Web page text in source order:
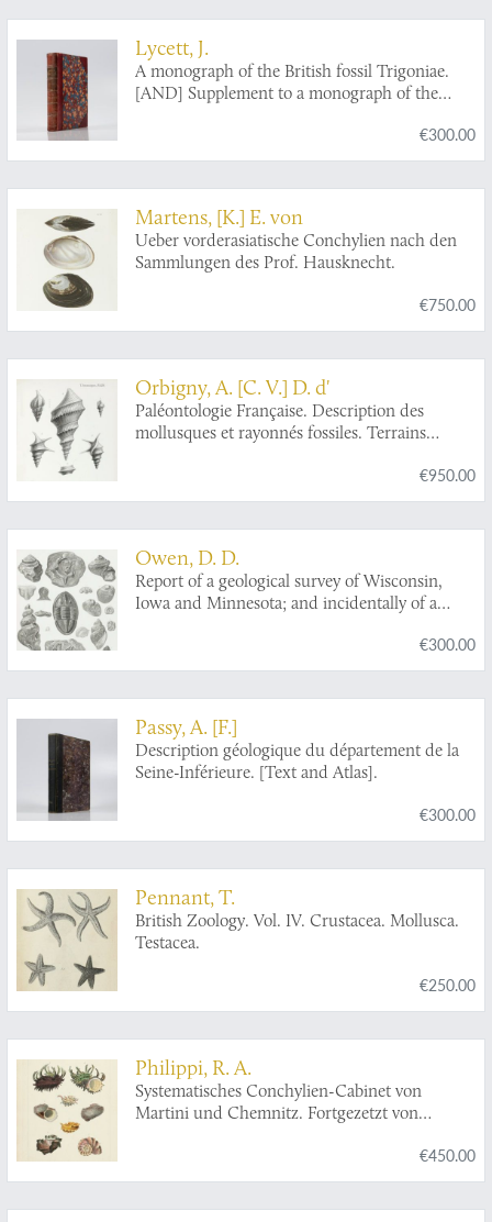
Lycett, J.
A monograph of the British fossil Trigoniae.
[AND] Supplement to a monograph of the
€300.00
Martens, [K.] E. von
Ueber vorderasiatische Conchylien nach den
Sammlungen des Prof. Hausknecht.
€750.00
Orbigny, A. [C. V.] D. d'
Paléontologie Française. Description des
mollusques et rayonnés fossiles. Terrains
€950.00
Owen, D. D.
Report of a geological survey of Wisconsin,
Iowa and Minnesota; and incidentally of a
instructions from the United States Treasury
Department [AND] Illustrations to the geology
€300.00
Passy, A. [F.]
Description géologique du département de la
Seine-Inférieure. [Text and Atlas].
€300.00
Pennant, T.
British Zoology. Vol. IV. Crustacea. Mollusca.
Testacea.
€250.00
Philippi, R. A.
Systematisches Conchylien-Cabinet von
Martini und Chemnitz. Fortgezetzt von
Dr. J. A . Wagner. In Verbindung mit Dr.
Philippi, Dr. L. Pfeiffer und Dr. Dunker neu
€450.00